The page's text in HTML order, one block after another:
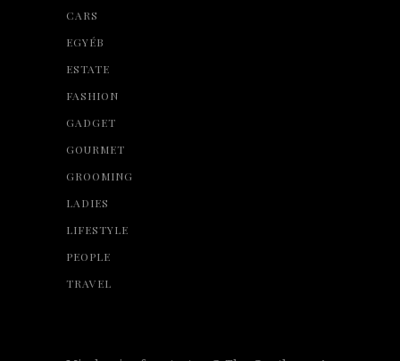
CARS
EGYÉB
ESTATE
FASHION
GADGET
GOURMET
GROOMING
LADIES
LIFESTYLE
PEOPLE
TRAVEL